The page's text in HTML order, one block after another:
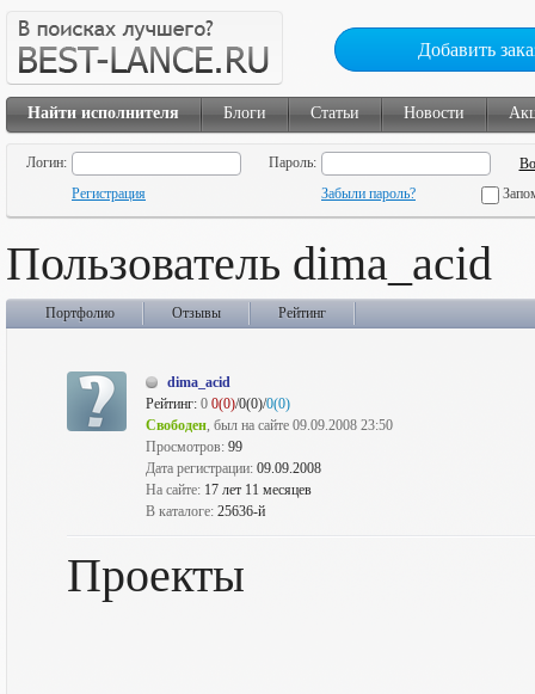
Добавить
Найти исполнителя Блоги Статьи Новости
Логин:
Пароль:
Регистрация
Забыли пароль?
Пользователь dima_acid
Портфолио Отзывы Рейтинг
dima_acid
Рейтинг: 0 0(0)/0(0)/0(0)
Свободен, был на сайте 09.09.2008 23:50
Просмотров: 99
Дата регистрации: 09.09.2008
На сайте: 17 лет 11 месяцев
В каталоге: 25636-й
Проекты